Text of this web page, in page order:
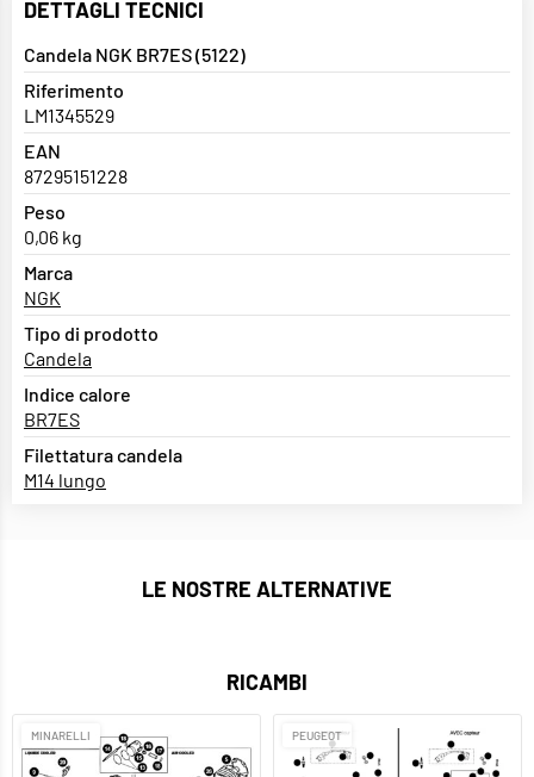
DETTAGLI TECNICI
Candela NGK BR7ES (5122)
Riferimento
LM1345529
EAN
87295151228
Peso
0,06 kg
Marca
NGK
Tipo di prodotto
Candela
Indice calore
BR7ES
Filettatura candela
M14 lungo
LE NOSTRE ALTERNATIVE
RICAMBI
MINARELLI PEUGEOT